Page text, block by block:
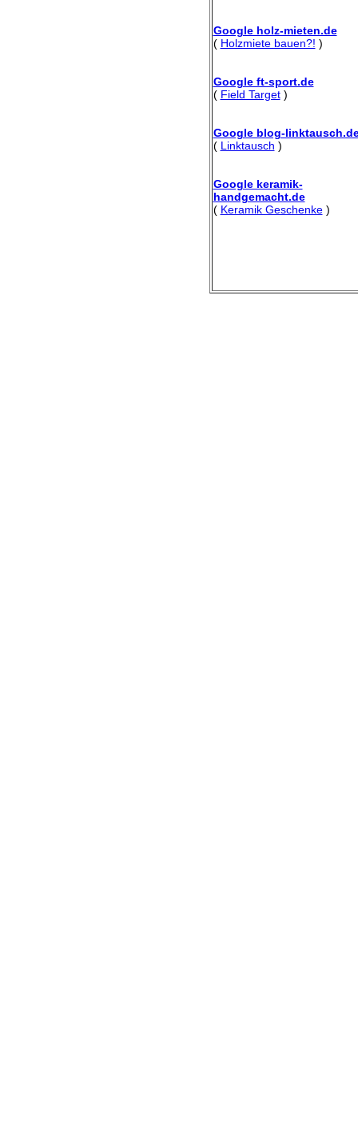
Google holz-mieten.de
( Holzmiete bauen?! )
Google ft-sport.de
( Field Target)
Google blog-
( Linktausch )
Google keramik-
handgemacht.de
( Keramik Geschenke)